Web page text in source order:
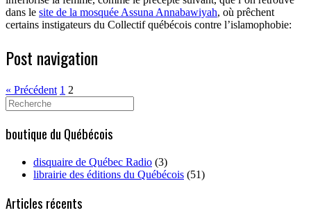
dans le site de la mosquée Assuna Annabawiyah, où prêchent
certains instigateurs du Collectif québécois contre l’islamophobie:
Post navigation
« Précédent 1 2
Search
for:
boutique du Québécois
disquaire de Québec Radio (3)
librairie des éditions du Québécois (51)
Articles récents